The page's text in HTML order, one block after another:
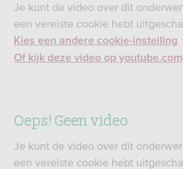
Je kunt de video over dit
een vereiste cookie hebt
Kies een andere cookie-instelling
Of kijk deze video op youtube.com
Oeps! Geen video
Je kunt de video over dit
een vereiste cookie hebt